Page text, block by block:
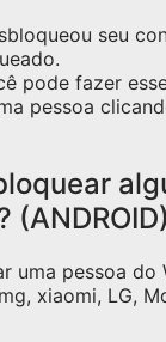
seu
pode fazer
pessoa
(ANDROID)
uma pessoa do
xiaomi, LG,